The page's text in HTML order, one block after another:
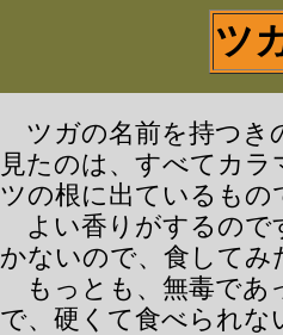
ツ
ツガの名前を持つき
見たのは、すべてカ
ツの根に出ているもの
よい香りがするので
かないので、食して
もっとも、無毒であ
で、硬くて食べられな